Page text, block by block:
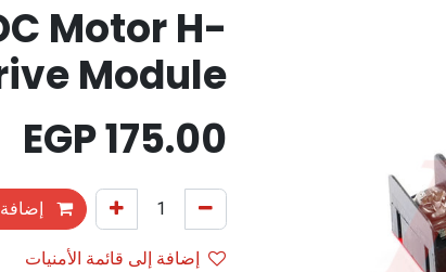
Motor H-
Module
175.00
إضافة إلى قائمة الأمنيات